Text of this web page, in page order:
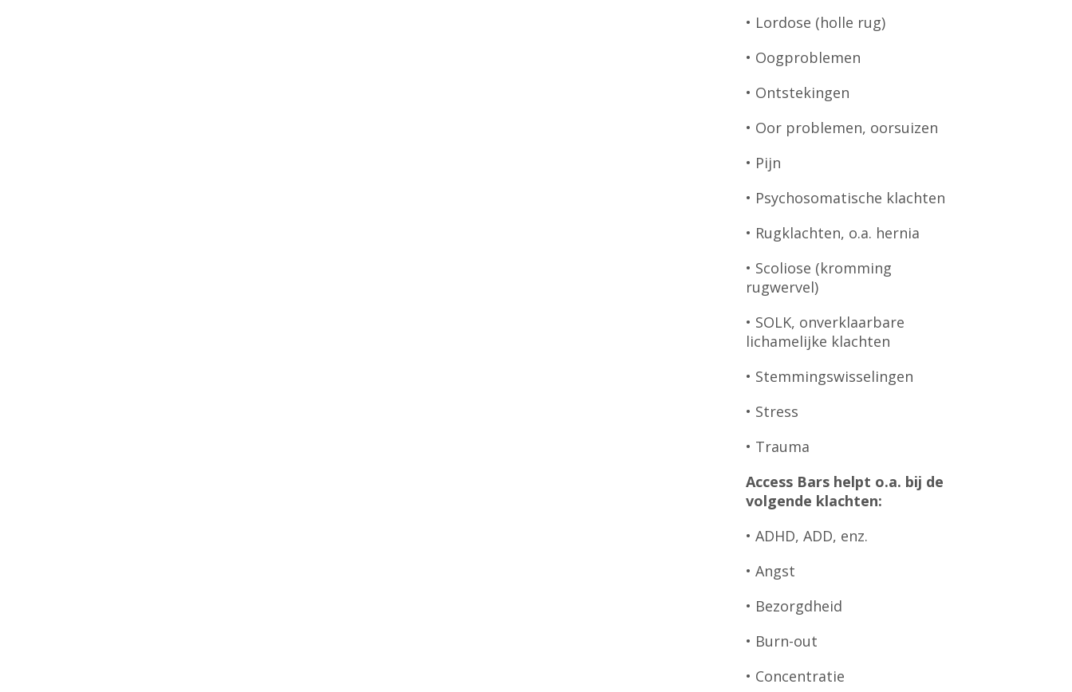
• Lordose (holle rug)
• Oogproblemen
• Ontstekingen
• Oor problemen, oorsuizen
• Pijn
• Psychosomatische klachten
• Rugklachten, o.a. hernia
• Scoliose (kromming
rugwervel)
• SOLK, onverklaarbare
lichamelijke klachten
• Stemmingswisselingen
• Stress
• Trauma
Access Bars helpt o.a. bij de
volgende klachten:
• ADHD, ADD, enz.
• Angst
• Bezorgdheid
• Burn-out
• Concentratie